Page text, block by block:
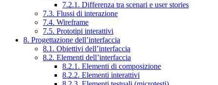
7.2.1. Differenza tra scenari e user stories
7.3. Flussi di interazione
7.4. Wireframe
7.5. Prototipi interattivi
8. Progettazione dell’interfaccia
8.1. Obiettivi dell’interfaccia
8.2. Elementi dell’interfaccia
8.2.1. Elementi di composizione
8.2.2. Elementi interattivi